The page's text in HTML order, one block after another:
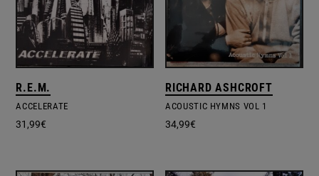
R.E.M.
ACCELERATE
31,99€
RICHARD ASHCROFT
ACOUSTIC HYMNS VOL 1
34,99€